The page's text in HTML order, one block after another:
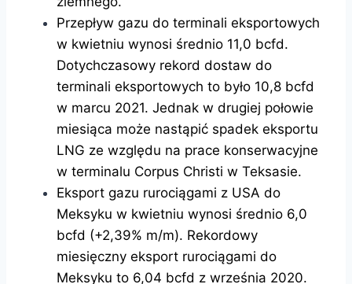
Przepływ gazu do terminali eksportowych
w kwietniu wynosi średnio 11,0 bcfd.
Dotychczasowy rekord dostaw do
terminali eksportowych to było 10,8 bcfd
w marcu 2021. Jednak w drugiej połowie
miesiąca może nastąpić spadek eksportu
LNG ze względu na prace konserwacyjne
w terminalu Corpus Christi w Teksasie.
Eksport gazu rurociągami z USA do
Meksyku w kwietniu wynosi średnio 6,0
bcfd (+2,39% m/m). Rekordowy
miesięczny eksport rurociągami do
Meksyku to 6,04 bcfd z września 2020.